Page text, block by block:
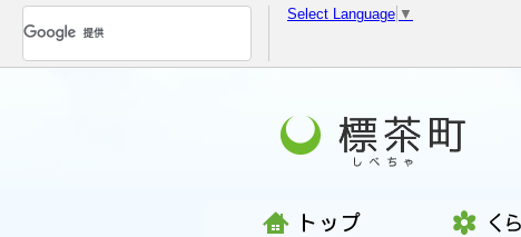
ン
テ
Select Language ▼